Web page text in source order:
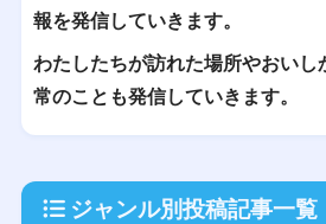
報を発信していきます。
わたしたちが訪れた場所やおいし
常のことも発信していきます。
ジャンル別投稿記事一覧